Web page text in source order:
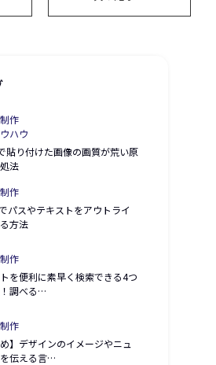
作
ハウ
貼り付けた画像の画質が荒い原
法
作
パスやテキストをアウトライ
方法
作
を便利に素早く検索できる4つ
調べる…
作
め】デザインのイメージやニュ
伝える言…